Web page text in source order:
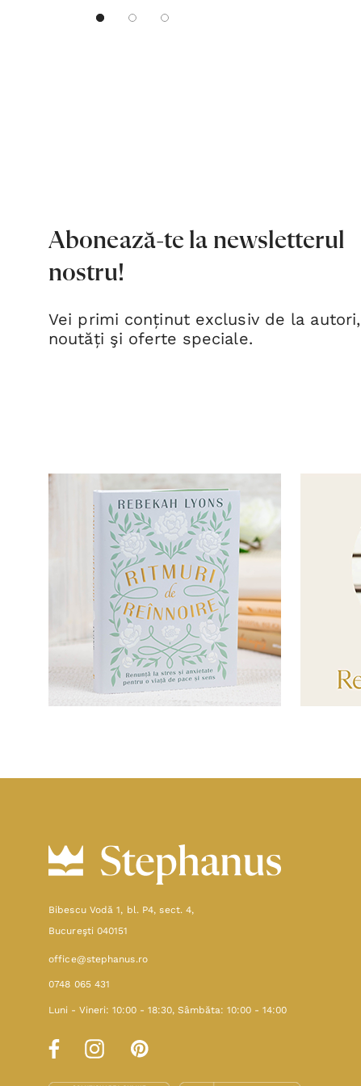
Abonează-te la newsletterul
nostru!
Vei primi conținut exclusiv de la autori,
noutăți şi oferte speciale.
Bibescu Vodă 1, bl. P4, sect. 4,
Bucureşti 040151
office@stephanus.ro
0748 065 431
Luni - Vineri: 10:00 - 18:30, Sâmbăta: 10:00 - 14:00